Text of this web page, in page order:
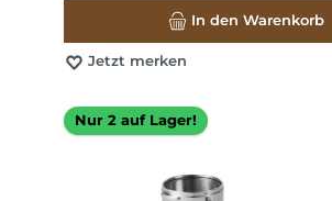
In den Warenkorb
Jetzt merken
Nur 2 auf Lager!